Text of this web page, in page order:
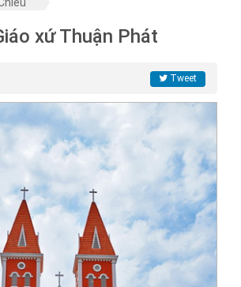
xứ Thuận Phát
Tweet